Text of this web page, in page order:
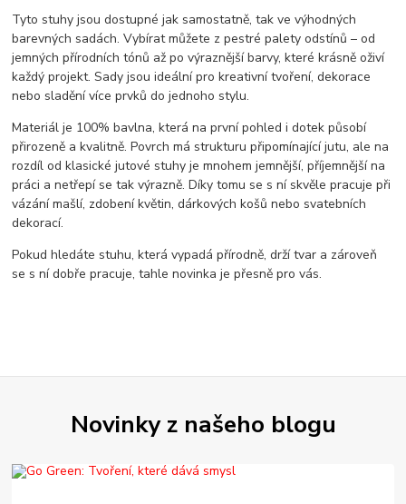
Tyto stuhy jsou dostupné jak samostatně, tak ve výhodných
barevných sadách. Vybírat můžete z pestré palety odstínů – od
jemných přírodních tónů až po výraznější barvy, které krásně oživí
každý projekt. Sady jsou ideální pro kreativní tvoření, dekorace
nebo sladění více prvků do jednoho stylu.
Materiál je 100% bavlna, která na první pohled i dotek působí
přirozeně a kvalitně. Povrch má strukturu připomínající jutu, ale na
rozdíl od klasické jutové stuhy je mnohem jemnější, příjemnější na
práci a netřepí se tak výrazně. Díky tomu se s ní skvěle pracuje při
vázání mašlí, zdobení květin, dárkových košů nebo svatebních
dekorací.
Pokud hledáte stuhu, která vypadá přírodně, drží tvar a zároveň
se s ní dobře pracuje, tahle novinka je přesně pro vás.
Novinky z našeho blogu